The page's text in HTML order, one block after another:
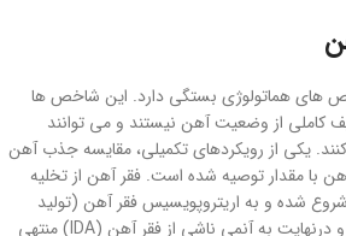
های هماتولوژی بستگی دارد. این شاخص ها
از وضعیت آهن نیستند و می توانند
یکی از رویکردهای تکمیلی، مقایسه جذب آهن
با مقدار توصیه شده است. فقر آهن از تخلیه
شده و به اریتروپویسیس فقر آهن (تولید
اریتروسیت) پیشروی می کند و درنهایت به آنمی ناشی از فقر آهن (IDA) منتهی